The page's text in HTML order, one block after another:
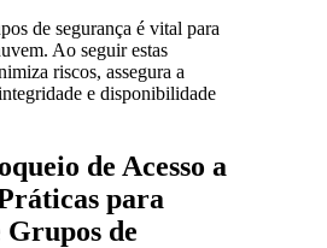
de segurança é vital para
Ao seguir estas
riscos, assegura a
e disponibilidade
de Acesso a
para
de